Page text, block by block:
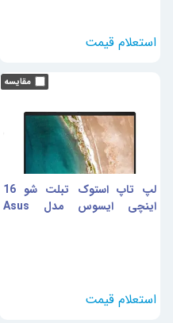
لپ تاپ استوک تبلت شو 16
اینچی ایسوس مدل Asus